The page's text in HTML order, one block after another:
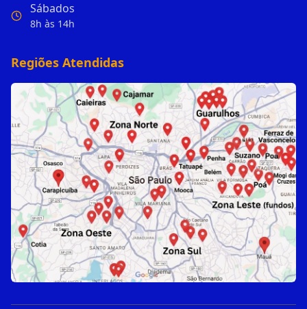
Sábados
8h às 14h
Regiões Atendidas